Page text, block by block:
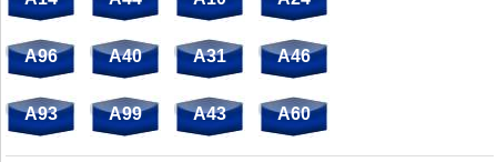
A96 A40 A31 A46
A93 A99 A43 A60